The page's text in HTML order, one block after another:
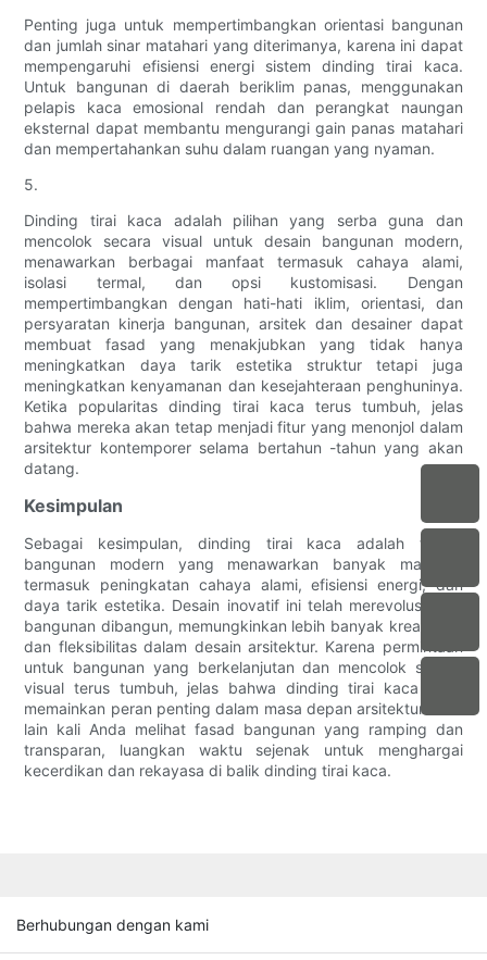
Penting juga untuk mempertimbangkan orientasi bangunan
dan jumlah sinar matahari yang diterimanya, karena ini dapat
mempengaruhi efisiensi energi sistem dinding tirai kaca.
Untuk bangunan di daerah beriklim panas, menggunakan
pelapis kaca emosional rendah dan perangkat naungan
eksternal dapat membantu mengurangi gain panas matahari
dan mempertahankan suhu dalam ruangan yang nyaman.
5.
Dinding tirai kaca adalah pilihan yang serba guna dan
mencolok secara visual untuk desain bangunan modern,
menawarkan berbagai manfaat termasuk cahaya alami,
isolasi termal, dan opsi kustomisasi. Dengan
mempertimbangkan dengan hati-hati iklim, orientasi, dan
persyaratan kinerja bangunan, arsitek dan desainer dapat
membuat fasad yang menakjubkan yang tidak hanya
meningkatkan daya tarik estetika struktur tetapi juga
meningkatkan kenyamanan dan kesejahteraan penghuninya.
Ketika popularitas dinding tirai kaca terus tumbuh, jelas
bahwa mereka akan tetap menjadi fitur yang menonjol dalam
arsitektur kontemporer selama bertahun -tahun yang akan
datang.
Kesimpulan
Sebagai kesimpulan, dinding tirai kaca adalah teknik
bangunan modern yang menawarkan banyak manfaat,
termasuk peningkatan cahaya alami, efisiensi energi, dan
daya tarik estetika. Desain inovatif ini telah merevolusi cara
bangunan dibangun, memungkinkan lebih banyak kreativitas
dan fleksibilitas dalam desain arsitektur. Karena permintaan
untuk bangunan yang berkelanjutan dan mencolok secara
visual terus tumbuh, jelas bahwa dinding tirai kaca akan
memainkan peran penting dalam masa depan arsitektur. Jadi
lain kali Anda melihat fasad bangunan yang ramping dan
transparan, luangkan waktu sejenak untuk menghargai
kecerdikan dan rekayasa di balik dinding tirai kaca.
Berhubungan dengan kami